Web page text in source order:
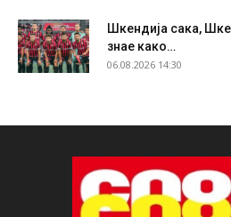
Шкендија сака,
знае како…
06.08.2026 14:30